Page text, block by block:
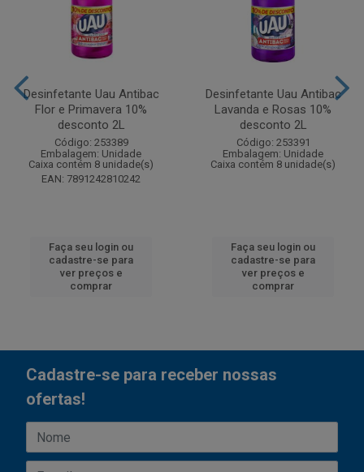
Desinfetante Uau Antibac
Flor e Primavera 10%
desconto 2L
Código: 253389
Embalagem: Unidade
Caixa contém 8 unidade(s)
EAN: 7891242810242
Faça seu login ou
cadastre-se para
ver preços e
comprar
Desinfetante Uau Antibac
Lavanda e Rosas 10%
desconto 2L
Código: 253391
Embalagem: Unidade
Caixa contém 8 unidade(s)
Faça seu login ou
cadastre-se para
ver preços e
comprar
Cadastre-se para receber nossas
ofertas!